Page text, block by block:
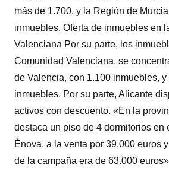
más de 1.700, y la Región de
inmuebles. Oferta de inmuebles en
Valenciana Por su parte, los
Comunidad Valenciana, se
de Valencia, con 1.100 inmuebles,
inmuebles. Por su parte, Alicante
activos con descuento. «En la
destaca un piso de 4 dormitorios en
Énova, a la venta por 39.000 euros
de la campaña era de 63.000